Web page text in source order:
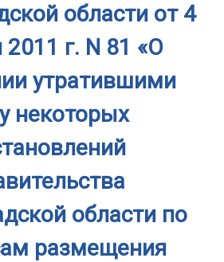
области от 4
2011 г. N 81 «О
утратившими
некоторых
области по
размещения